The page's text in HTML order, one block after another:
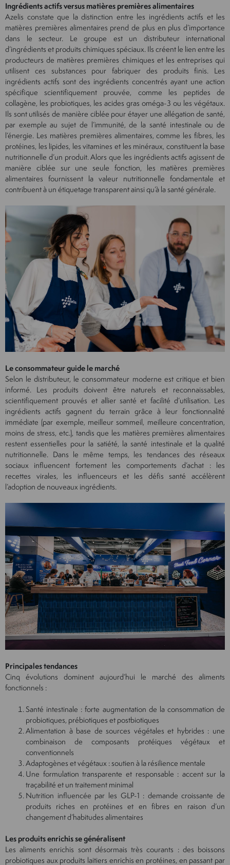
Ingrédients actifs versus matières premières alimentaires
Azelis constate que la distinction entre les ingrédients actifs et les
matières premières alimentaires prend de plus en plus d’importance
dans le secteur. Le groupe est un distributeur international
d’ingrédients et produits chimiques spéciaux. Ils créent le lien entre les
producteurs de matières premières chimiques et les entreprises qui
utilisent ces substances pour fabriquer des produits finis. Les
ingrédients actifs sont des ingrédients concentrés ayant une action
spécifique scientifiquement prouvée, comme les peptides de
collagène, les probiotiques, les acides gras oméga-3 ou les végétaux.
Ils sont utilisés de manière ciblée pour étayer une allégation de santé,
par exemple au sujet de l’immunité, de la santé intestinale ou de
l’énergie. Les matières premières alimentaires, comme les fibres, les
protéines, les lipides, les vitamines et les minéraux, constituent la base
nutritionnelle d’un produit. Alors que les ingrédients actifs agissent de
manière ciblée sur une seule fonction, les matières premières
alimentaires fournissent la valeur nutritionnelle fondamentale et
contribuent à un étiquetage transparent ainsi qu’à la santé générale.
Le consommateur guide le marché
Selon le distributeur, le consommateur moderne est critique et bien
informé. Les produits doivent être naturels et reconnaissables,
scientifiquement prouvés et allier santé et facilité d’utilisation. Les
ingrédients actifs gagnent du terrain grâce à leur fonctionnalité
immédiate (par exemple, meilleur sommeil, meilleure concentration,
moins de stress, etc.), tandis que les matières premières alimentaires
restent essentielles pour la satiété, la santé intestinale et la qualité
nutritionnelle. Dans le même temps, les tendances des réseaux
sociaux influencent fortement les comportements d’achat : les
recettes virales, les influenceurs et les défis santé accélèrent
l’adoption de nouveaux ingrédients.
Principales tendances
Cinq évolutions dominent aujourd’hui le marché des aliments
fonctionnels :
Santé intestinale : forte augmentation de la consommation de
probiotiques, prébiotiques et postbiotiques
Alimentation à base de sources végétales et hybrides : une
combinaison de composants protéiques végétaux et
conventionnels
Adaptogènes et végétaux : soutien à la résilience mentale
Une formulation transparente et responsable : accent sur la
traçabilité et un traitement minimal
Nutrition influencée par les GLP-1 : demande croissante de
produits riches en protéines et en fibres en raison d’un
changement d’habitudes alimentaires
Les produits enrichis se généralisent
Les aliments enrichis sont désormais très courants : des boissons
probiotiques aux produits laitiers enrichis en protéines, en passant par